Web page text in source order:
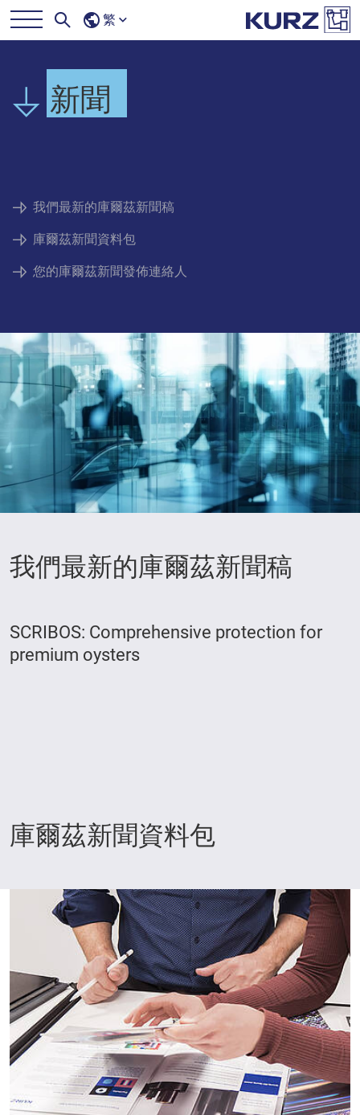
繁
新聞
我們最新的庫爾茲新聞稿
庫爾茲新聞資料包
您的庫爾茲新聞發佈連絡人
我們最新的庫爾茲新聞稿
SCRIBOS: Comprehensive protection for
premium oysters
庫爾茲新聞資料包